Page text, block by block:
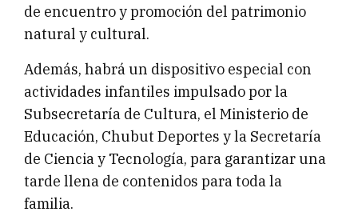
de encuentro y promoción del patrimonio
natural y cultural.
Además, habrá un dispositivo especial con
actividades infantiles impulsado por la
Subsecretaría de Cultura, el Ministerio de
Educación, Chubut Deportes y la Secretaría
de Ciencia y Tecnología, para garantizar una
tarde llena de contenidos para toda la
familia.